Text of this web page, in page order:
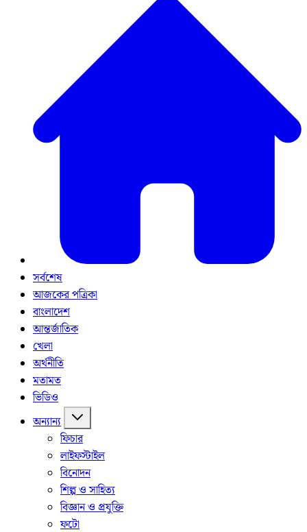
সর্বশেষ
আজকের পত্রিকা
বাংলাদেশ
আন্তর্জাতিক
খেলা
অর্থনীতি
মতামত
ভিডিও
অন্যান্য
ফিচার
লাইফস্টাইল
বিনোদন
শিল্প ও সাহিত্য
বিজ্ঞান ও প্রযুক্তি
ফটো